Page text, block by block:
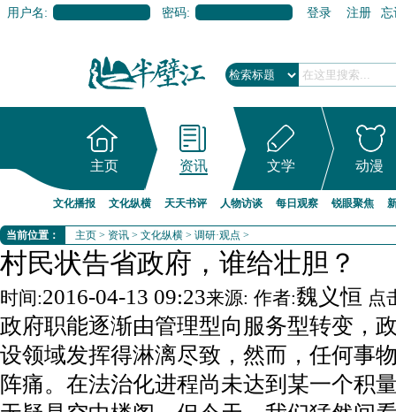
用户名: 密码: 登录 注册 忘
主页 资讯 文学 动漫
文化播报 文化纵横 天天书评 人物访谈 每日观察 锐眼聚焦
当前位置： 主页 > 资讯 > 文化纵横 > 调研·观点 >
村民状告省政府，谁给壮胆？
时间:2016-04-13 09:23来源: 作者:魏义恒 点
政府职能逐渐由管理型向服务型转变，
设领域发挥得淋漓尽致，然而，任何事
阵痛。在法治化进程尚未达到某一个积